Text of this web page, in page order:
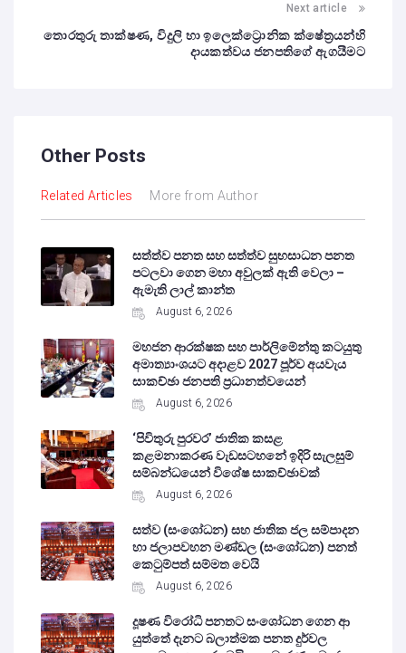
Next article
තොරතුරු තාක්ෂණ, විදුලි හා ඉලෙක්ට්‍රොනික ක්ෂේත්‍රයන්හි
දායකත්වය ජනපතිගේ ඇගයීමට
Other Posts
Related Articles More from Author
සත්ත්ව පනත සහ සත්ත්ව සුභසාධන පනත
පටලවා ගෙන මහා අවුලක් ඇති වෙලා –
ඇමැති ලාල් කාන්ත
August 6, 2026
මහජන ආරක්ෂක සහ පාර්ලිමේන්තු කටයුතු
අමාත්‍යාංශයට අදාළව 2027 පූර්ව අයවැය
සාකච්ඡා ජනපති ප්‍රධානත්වයෙන්
August 6, 2026
‘පිවිතුරු පුරවර’ ජාතික කසළ
කළමනාකරණ වැඩසටහනේ ඉදිරි සැලසුම්
සම්බන්ධයෙන් විශේෂ සාකච්ඡාවක්
August 6, 2026
සත්ව (සංශෝධන) සහ ජාතික ජල සම්පාදන
හා ජලාපවහන මණ්ඩල (සංශෝධන) පනත්
කෙටුම්පත් සම්මත වෙයි
August 6, 2026
දූෂණ විරෝධි පනතට සංශෝධන ගෙන ආ
යුත්තේ දැනට බලාත්මක පනත දුර්වල